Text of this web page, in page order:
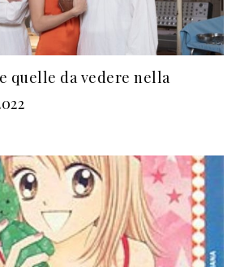
quelle da vedere nella